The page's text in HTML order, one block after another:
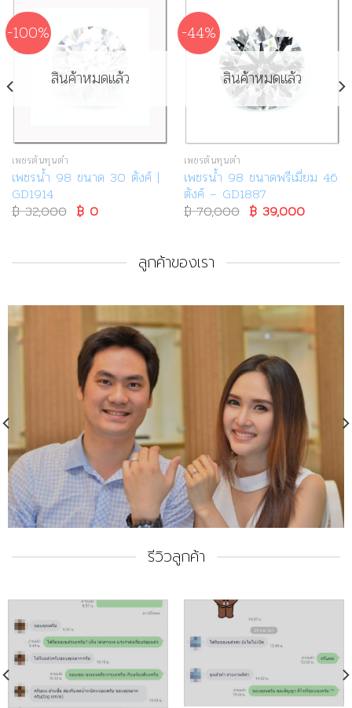
-100%
สินค้าหมดแล้ว
เพชรต้นทุนต่ำ
เพชรน้ำ 98 ขนาด 30 ตังค์ |
GD1914
฿32,000 Original
price
฿0Current
-44%
สินค้าหมดแล้ว
เพชรต้นทุนต่ำ
เพชรน้ำ 98 ขนาดพรีเมี่ยม 46
ตังค์ – GD1887
฿70,000 Original
price
฿39,000Current
ลูกค้าของเรา
รีวิวลูกค้า